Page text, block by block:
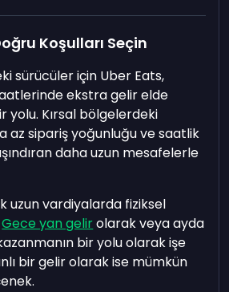
Koşulları Seçin
sürücüler için Uber Eats,
ekstra gelir elde
yolu. Kırsal bölgelerdeki
az sipariş yoğunluğu ve saatlik
daha uzun mesafelerle
uzun vardiyalarda fiziksel
Gece yan gelirolarak veya ayda
bir yolu olarak işe
bir gelir olarak ise mümkün